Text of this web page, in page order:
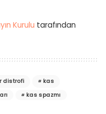
Kurulu tarafından
distrofi
kas
kas spazmı